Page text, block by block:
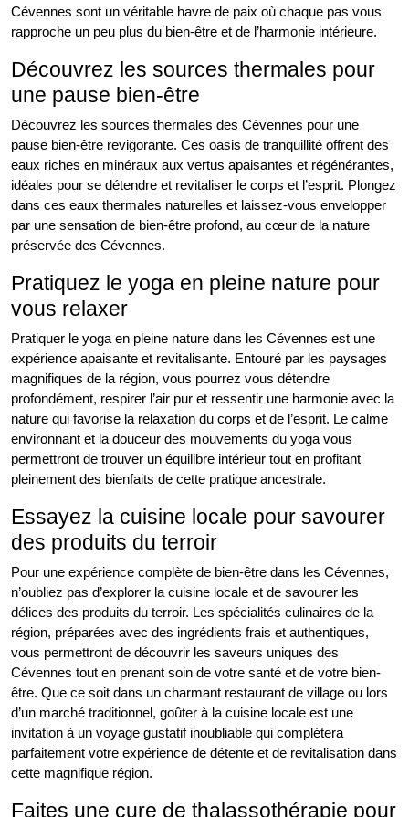
Cévennes sont un véritable havre de paix où chaque pas vous
rapproche un peu plus du bien-être et de l’harmonie intérieure.
Découvrez les sources thermales pour
une pause bien-être
Découvrez les sources thermales des Cévennes pour une
pause bien-être revigorante. Ces oasis de tranquillité offrent des
eaux riches en minéraux aux vertus apaisantes et régénérantes,
idéales pour se détendre et revitaliser le corps et l’esprit. Plongez
dans ces eaux thermales naturelles et laissez-vous envelopper
par une sensation de bien-être profond, au cœur de la nature
préservée des Cévennes.
Pratiquez le yoga en pleine nature pour
vous relaxer
Pratiquer le yoga en pleine nature dans les Cévennes est une
expérience apaisante et revitalisante. Entouré par les paysages
magnifiques de la région, vous pourrez vous détendre
profondément, respirer l’air pur et ressentir une harmonie avec la
nature qui favorise la relaxation du corps et de l’esprit. Le calme
environnant et la douceur des mouvements du yoga vous
permettront de trouver un équilibre intérieur tout en profitant
pleinement des bienfaits de cette pratique ancestrale.
Essayez la cuisine locale pour savourer
des produits du terroir
Pour une expérience complète de bien-être dans les Cévennes,
n’oubliez pas d’explorer la cuisine locale et de savourer les
délices des produits du terroir. Les spécialités culinaires de la
région, préparées avec des ingrédients frais et authentiques,
vous permettront de découvrir les saveurs uniques des
Cévennes tout en prenant soin de votre santé et de votre bien-
être. Que ce soit dans un charmant restaurant de village ou lors
d’un marché traditionnel, goûter à la cuisine locale est une
invitation à un voyage gustatif inoubliable qui complétera
parfaitement votre expérience de détente et de revitalisation dans
cette magnifique région.
Faites une cure de thalassothérapie pour